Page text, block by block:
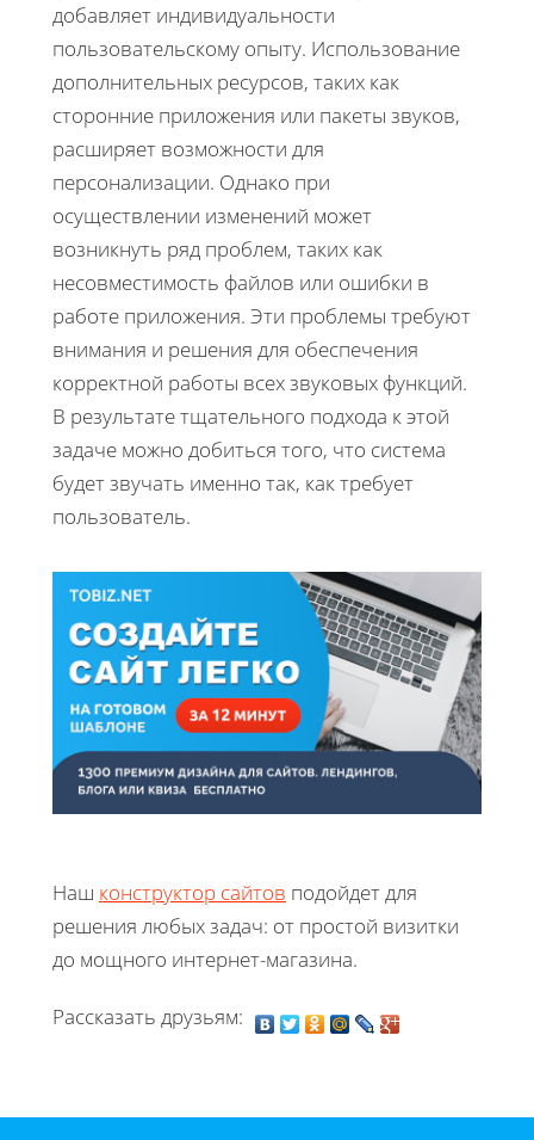
добавляет индивидуальности
пользовательскому опыту. Использование
дополнительных ресурсов, таких как
сторонние приложения или пакеты звуков,
расширяет возможности для
персонализации. Однако при
осуществлении изменений может
возникнуть ряд проблем, таких как
несовместимость файлов или ошибки в
работе приложения. Эти проблемы требуют
внимания и решения для обеспечения
корректной работы всех звуковых функций.
В результате тщательного подхода к этой
задаче можно добиться того, что система
будет звучать именно так, как требует
пользователь.
Наш конструктор сайтов подойдет для
решения любых задач: от простой визитки
до мощного интернет-магазина.
Рассказать друзьям: